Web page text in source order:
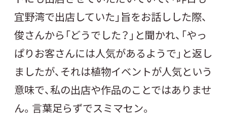
宜野湾で出店していた」旨をお話しした際、
俊さんから「どうでした？」と聞かれ、「やっ
ぱりお客さんには人気があるようで」と返し
ましたが、それは植物イベントが人気という
意味で、私の出店や作品のことではありませ
ん。言葉足らずでスミマセン。